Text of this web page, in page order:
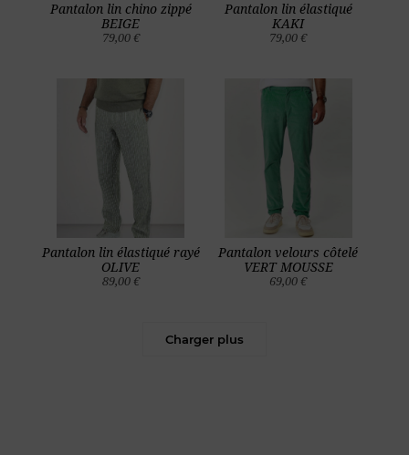
Pantalon lin chino zippé
BEIGE
79,00 €
Pantalon lin élastiqué
KAKI
79,00 €
Pantalon lin élastiqué rayé
OLIVE
89,00 €
Pantalon velours côtelé
VERT MOUSSE
69,00 €
Charger plus